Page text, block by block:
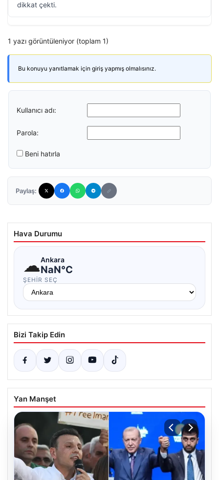
dikkat çekti.
1 yazı görüntüleniyor (toplam 1)
Bu konuyu yanıtlamak için giriş yapmış olmalısınız.
Kullanıcı adı:
Parola:
Beni hatırla
Paylaş:
Hava Durumu
☁Ankara
NaN°C
ŞEHIR SEÇ
Bizi Takip Edin
Yan Manşet